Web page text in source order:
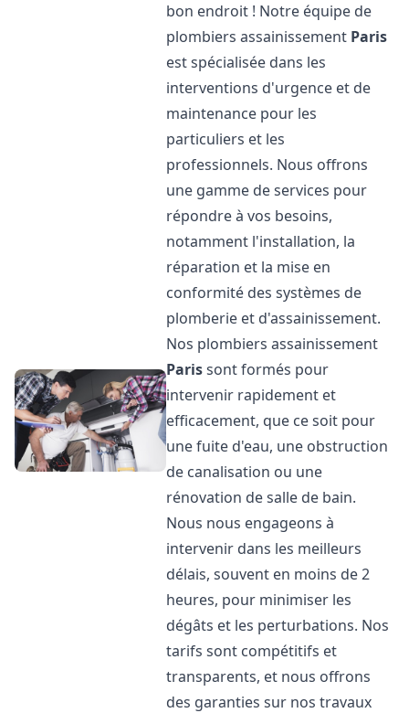
bon endroit ! Notre équipe de
plombiers assainissement Paris
est spécialisée dans les
interventions d'urgence et de
maintenance pour les
particuliers et les
professionnels. Nous offrons
une gamme de services pour
répondre à vos besoins,
notamment l'installation, la
réparation et la mise en
conformité des systèmes de
plomberie et d'assainissement.
Nos plombiers assainissement
Parissont formés pour
intervenir rapidement et
efficacement, que ce soit pour
une fuite d'eau, une obstruction
de canalisation ou une
rénovation de salle de bain.
Nous nous engageons à
intervenir dans les meilleurs
délais, souvent en moins de 2
heures, pour minimiser les
dégâts et les perturbations. Nos
tarifs sont compétitifs et
transparents, et nous offrons
des garanties sur nos travaux